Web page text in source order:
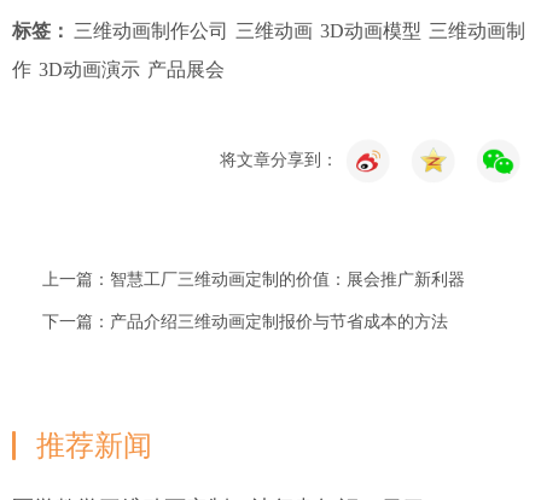
标签： 三维动画制作公司 三维动画 3D动画模型 三维动画制
作 3D动画演示 产品展会
将文章分享到：
上一篇：智慧工厂三维动画定制的价值：展会推广新利器
下一篇：产品介绍三维动画定制报价与节省成本的方法
推荐新闻